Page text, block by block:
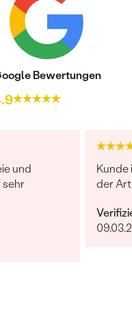
Bewertungen
und
sehr
Kunde
der